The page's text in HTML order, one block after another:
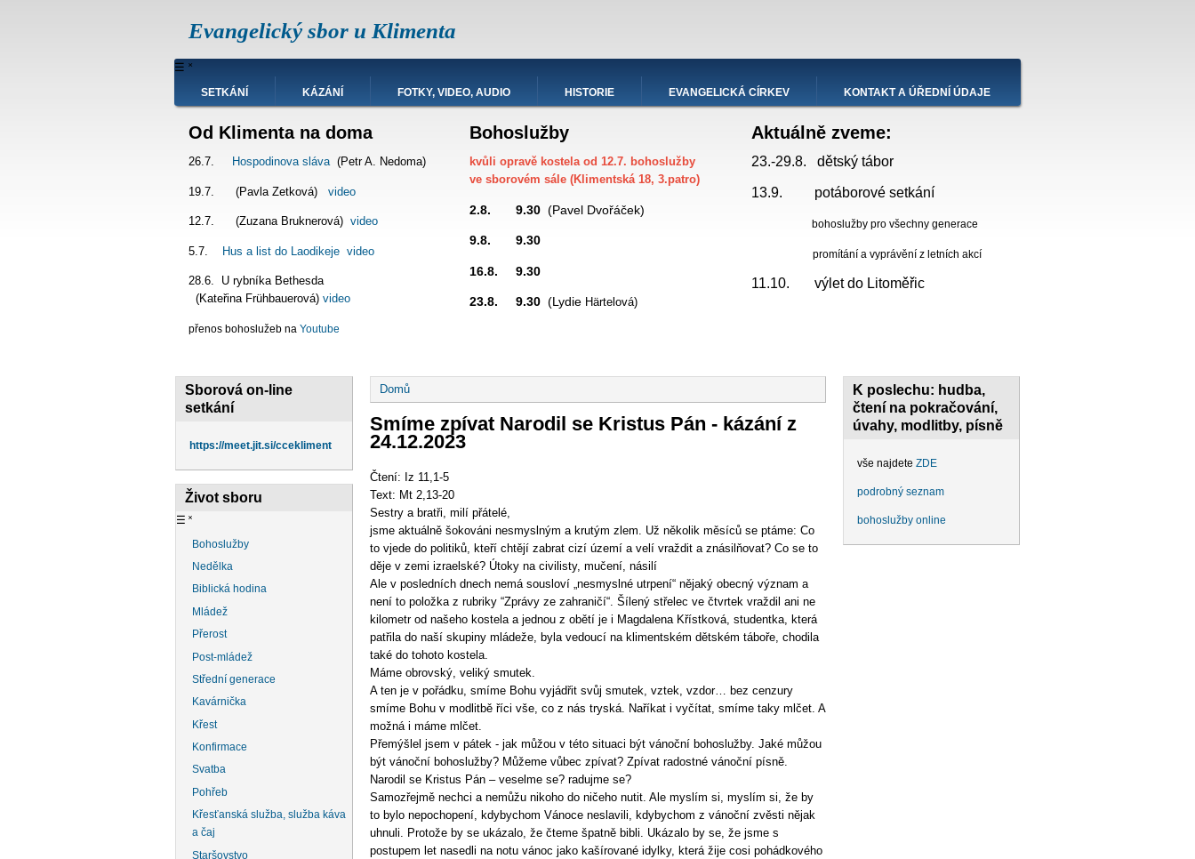
Evangelický sbor u Klimenta
Hlavní
navigace
☰ ˟
SETKÁNÍ KÁZÁNÍ FOTKY, VIDEO, AUDIO HISTORIE EVANGELICKÁ CÍRKEV KONTAKT A ÚŘEDNÍ ÚDAJE
Od Klimenta na doma
26.7. Hospodinova sláva(Petr A. Nedoma)
19.7. (Pavla Zetková) video
12.7. (Zuzana Bruknerová) video
5.7. Hus a list do Laodikeje video
28.6. U rybníka Bethesda
(Kateřina Frühbauerová) video
přenos bohoslužeb na Youtube
Bohoslužby
kvůli opravě kostela od 12.7. bohoslužby
ve sborovém sále (Klimentská 18, 3.patro)
2.8. 9.30 (Pavel Dvořáček)
9.8. 9.30
16.8. 9.30
23.8. 9.30(Lydie Härtelová)
Aktuálně zveme:
23.-29.8. dětský tábor
13.9. potáborové setkání
bohoslužby pro všechny generace
promítání a vyprávění z letních akcí
11.10. výlet do Litoměřic
Drobečková
navigace
Domů
Smíme zpívat Narodil se Kristus Pán - kázání z
24.12.2023
Čtení: Iz 11,1-5
Text: Mt 2,13-20
Sestry a bratři, milí přátelé,
jsme aktuálně šokováni nesmyslným a krutým zlem. Už několik měsíců se ptáme: Co
to vjede do politiků, kteří chtějí zabrat cizí území a velí vraždit a znásilňovat? Co se to
děje v zemi izraelské? Útoky na civilisty, mučení, násilí
Ale v posledních dnech nemá sousloví „nesmyslné utrpení“ nějaký obecný význam a
není to položka z rubriky “Zprávy ze zahraničí“. Šílený střelec ve čtvrtek vraždil ani ne
kilometr od našeho kostela a jednou z obětí je i Magdalena Křístková, studentka, která
patřila do naší skupiny mládeže, byla vedoucí na klimentském dětském táboře, chodila
také do tohoto kostela.
Máme obrovský, veliký smutek.
A ten je v pořádku, smíme Bohu vyjádřit svůj smutek, vztek, vzdor… bez cenzury
smíme Bohu v modlitbě říci vše, co z nás tryská. Naříkat i vyčítat, smíme taky mlčet. A
možná i máme mlčet.
Přemýšlel jsem v pátek - jak můžou v této situaci být vánoční bohoslužby. Jaké můžou
být vánoční bohoslužby? Můžeme vůbec zpívat? Zpívat radostné vánoční písně.
Narodil se Kristus Pán – veselme se? radujme se?
Samozřejmě nechci a nemůžu nikoho do ničeho nutit. Ale myslím si, myslím si, že by
to bylo nepochopení, kdybychom Vánoce neslavili, kdybychom z vánoční zvěsti nějak
uhnuli. Protože by se ukázalo, že čteme špatně bibli. Ukázalo by se, že jsme s
postupem let nasedli na notu vánoc jako kašírované idylky, která žije cosi pohádkového
Sborová on-line
setkání
https://meet.jit.si/ccekliment
Život sboru
☰ ˟
Bohoslužby
Nedělka
Biblická hodina
Mládež
Přerost
Post-mládež
Střední generace
Kavárnička
Křest
Konfirmace
Svatba
Pohřeb
Křesťanská služba, služba káva
a čaj
Staršovstvo
K poslechu: hudba,
čtení na pokračování,
úvahy, modlitby, písně
vše najdete ZDE
podrobný seznam
bohoslužby online